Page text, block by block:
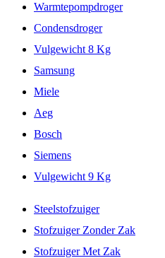
Warmtepompdroger
Condensdroger
Vulgewicht 8 Kg
Samsung
Miele
Aeg
Bosch
Siemens
Vulgewicht 9 Kg
Steelstofzuiger
Stofzuiger Zonder Zak
Stofzuiger Met Zak